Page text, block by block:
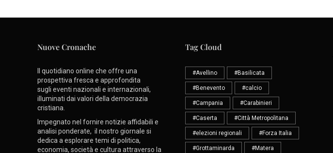
Nuove Cronache
Il quotidiano online che offre una
prospettiva fresca e approfondita
sugli eventi nazionali e internazionali,
illuminati dai valori della democrazia
cristiana.
Impegnato nel fornire notizie affidabili e
analisi ponderate, il nostro giornale si
dedica a esplorare temi di politica,
economia, società e cultura attraverso la
Tag Cloud
#Avellino #Basilicata
#Benevento #calcio
#Campania #Carabinieri
#Caserta #Città Metropolitana
#elezioni regionali #Forza Italia
#Grottaminarda #Matera